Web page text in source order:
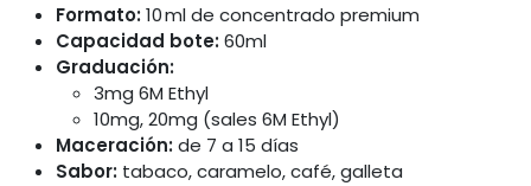
Formato:10 ml de concentrado premium
Capacidad bote:60ml
Graduación:
3mg 6M Ethyl
10mg, 20mg (sales 6M Ethyl)
Maceración:de 7 a 15 días
Sabor: tabaco, caramelo, café, galleta